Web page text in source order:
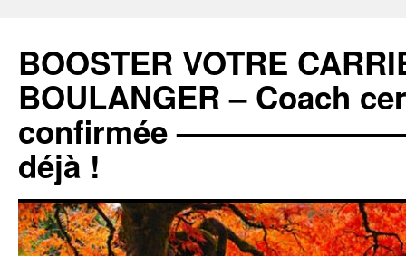
BOOSTER VOTRE
BOULANGER – Coach
confirmée
déjà !